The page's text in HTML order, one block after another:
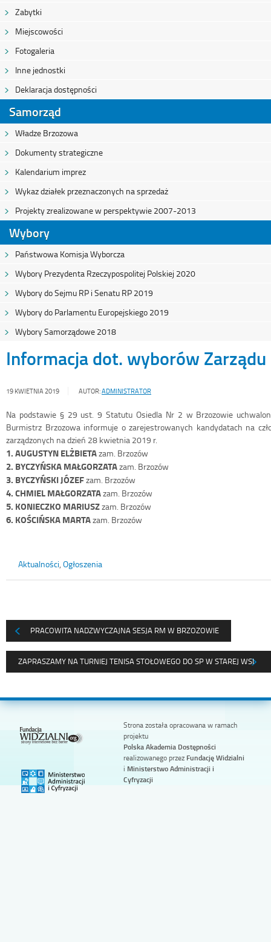
Zabytki
Miejscowości
Fotogaleria
Inne jednostki
Deklaracja dostępności
Samorząd
Władze Brzozowa
Dokumenty strategiczne
Kalendarium imprez
Wykaz działek przeznaczonych na sprzedaż
Projekty zrealizowane w perspektywie 2007-2013
Wybory
Państwowa Komisja Wyborcza
Wybory Prezydenta Rzeczypospolitej Polskiej 2020
Wybory do Sejmu RP i Senatu RP 2019
Wybory do Parlamentu Europejskiego 2019
Wybory Samorządowe 2018
Informacja dot. wyborów
19 KWIETNIA 2019 AUTOR:ADMINISTRATOR
Na podstawie § 29 ust. 9 Statutu Osiedla Nr 2 w Brzozowie
Burmistrz Brzozowa informuje o zarejestrowanych kandydatach na
zarządzonych na dzień 28 kwietnia 2019 r.
1. AUGUSTYN ELŻBIETAzam. Brzozów
2. BYCZYŃSKA MAŁGORZATAzam. Brzozów
3. BYCZYŃSKI JÓZEFzam. Brzozów
4. CHMIEL MAŁGORZATAzam. Brzozów
5. KONIECZKO MARIUSZzam. Brzozów
6. KOŚCIŃSKA MARTAzam. Brzozów
Aktualności, Ogłoszenia
PRACOWITA NADZWYCZAJNA SESJA RM W BRZOZOWIE
ZAPRASZAMY NA TURNIEJ TENISA STOŁOWEGO DO SP W STAREJ WSI
Strona została opracowana w ramach
projektu
Polska Akademia Dostępności
realizowanego przez Fundację Widzialni
i Ministerstwo Administracji i
Cyfryzacji